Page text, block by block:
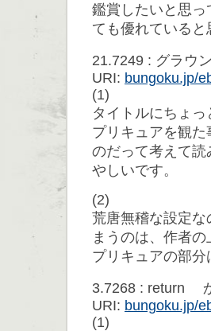
鑑賞したいと思
ても優れていると
21.7249 : グラウ
URI: bungoku.jp/
(1)
タイトルにちょ
プリキュアを観
のだって考えて
やしいです。
(2)
荒唐無稽な設定
まうのは、作者の
プリキュアの部
3.7268 : return
URI: bungoku.jp/
(1)